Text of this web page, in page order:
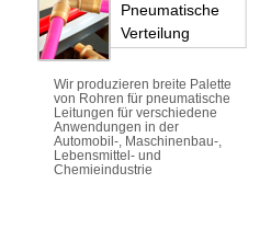
Pneumatische
Verteilung
Wir produzieren breite Palette
von Rohren für pneumatische
Leitungen für verschiedene
Anwendungen in der
Automobil-, Maschinenbau-,
Lebensmittel- und
Chemieindustrie